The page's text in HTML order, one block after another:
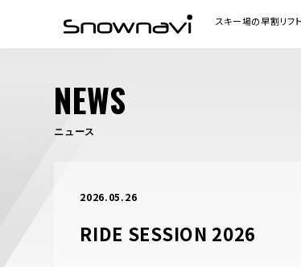
NEWS
ニュース
2026.05.26
RIDE SESSION 2026